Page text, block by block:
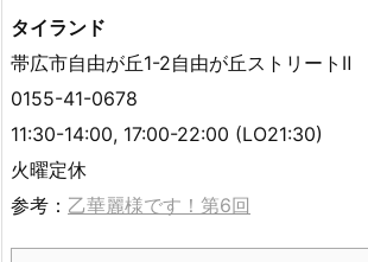
タイランド
帯広市自由が丘1-2自由が丘ストリートⅡ
0155-41-0678
11:30-14:00, 17:00-22:00 (LO21:30)
火曜定休
参考： 乙華麗様です！第6回